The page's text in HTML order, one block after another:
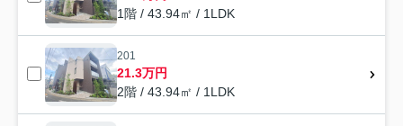
1階 / 43.94㎡ / 1LDK
201
21.3万円
2階 / 43.94㎡ / 1LDK